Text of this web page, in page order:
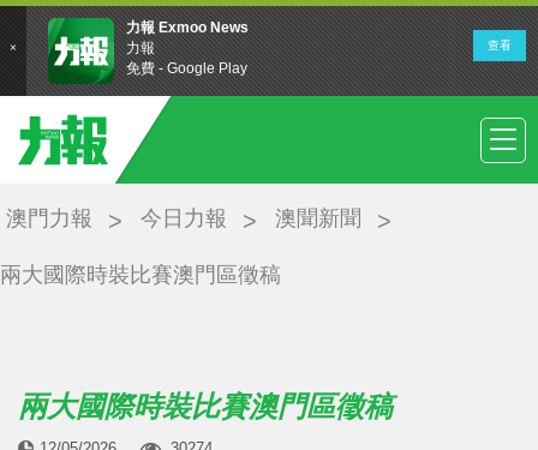
澳門力報 今日力報 澳聞新聞
兩大國際時裝比賽澳門區徵稿
兩大國際時裝比賽澳門區徵稿